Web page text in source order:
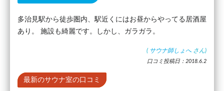
多治見駅から徒歩圏内、駅近くにはお昼からやってる居酒屋
あり。 施設も綺麗です。しかし、ガラガラ。
( サウナ師しょへ さん)
口コミ投稿日：2018.6.2
最新のサウナ室の口コミ